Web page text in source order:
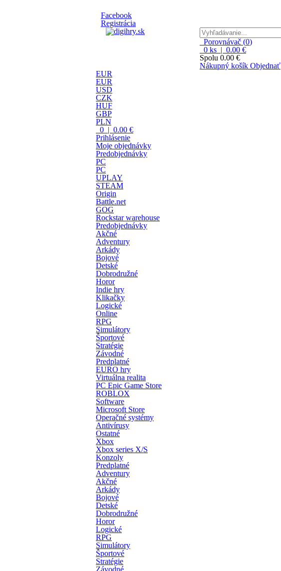
Facebook
Registrácia
Porovnávač (0)
0 ks | 0.00 €
Spolu 0.00 €
Nákupný košík Objednať
EUR
EUR
USD
CZK
HUF
GBP
PLN
0 | 0.00 €
Prihlásenie
Moje objednávky
Predobjednávky
PC
PC
UPLAY
STEAM
Origin
Battle.net
GOG
Rockstar warehouse
Predobjednávky
Akčné
Adventury
Arkády
Bojové
Detské
Dobrodružné
Horor
Indie hry
Klikačky
Logické
Online
RPG
Simulátory
Športové
Stratégie
Závodné
Predplatné
EURO hry
Virtuálna realita
PC Epic Game Store
ROBLOX
Software
Microsoft Store
Operačné systémy
Antivírusy
Ostatné
Xbox
Xbox series X/S
Konzoly
Predplatné
Adventury
Akčné
Arkády
Bojové
Detské
Dobrodružné
Horor
Logické
RPG
Simulátory
Športové
Stratégie